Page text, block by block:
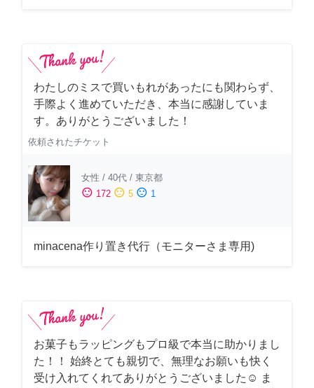
わたしのミスで買いもれがあったにも関わらず、
手際よく進めていただき、本当に感謝していま
す。ありがとうございました！
依頼されたチケット
女性 / 40代 / 東京都
sentiment_satisfied 172 sentiment_neutral 5 sentiment_dissatisfied 1
minacena作り置き代行（モニターさま専用)
お菓子もラッピングもプロ級で本当に助かりまし
た！！ 始終とても親切で、無理なお願いも快く
受け入れてくれてありがとうございました☺️ ま